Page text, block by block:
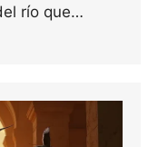
río que…